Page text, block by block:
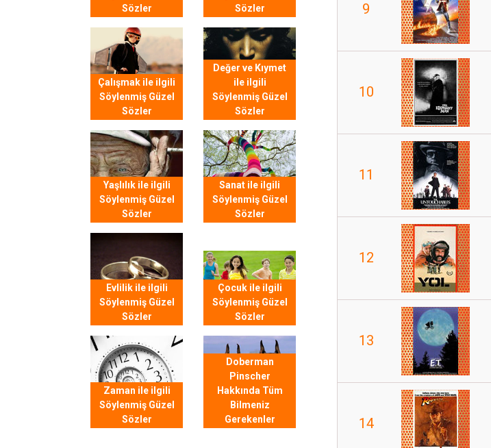
Sözler
Sözler
Çalışmak ile ilgili
Söylenmiş Güzel
Sözler
Değer ve Kıymet
ile ilgili
Söylenmiş Güzel
Sözler
Yaşlılık ile ilgili
Söylenmiş Güzel
Sözler
Sanat ile ilgili
Söylenmiş Güzel
Sözler
Evlilik ile ilgili
Söylenmiş Güzel
Sözler
Çocuk ile ilgili
Söylenmiş Güzel
Sözler
Zaman ile ilgili
Söylenmiş Güzel
Sözler
Doberman
Pinscher
Hakkında Tüm
Bilmeniz
Gerekenler
9
10
11
12
13
14